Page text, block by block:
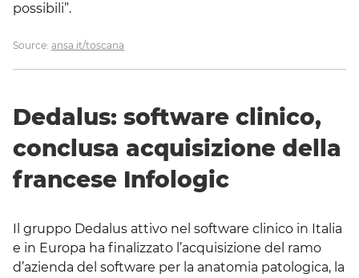
possibili”.
Source: ansa.it/toscana
Dedalus: software clinico,
conclusa acquisizione della
francese Infologic
Il gruppo Dedalus attivo nel software clinico in Italia
e in Europa ha finalizzato l’acquisizione del ramo
d’azienda del software per la anatomia patologica, la